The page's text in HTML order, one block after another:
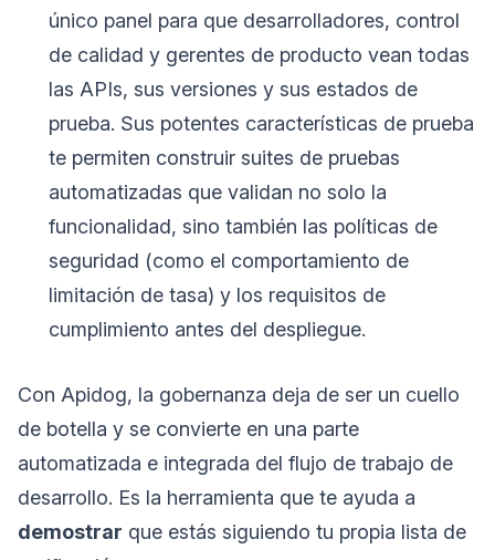
único panel para que desarrolladores, control
de calidad y gerentes de producto vean todas
las APIs, sus versiones y sus estados de
prueba. Sus potentes características de prueba
te permiten construir suites de pruebas
automatizadas que validan no solo la
funcionalidad, sino también las políticas de
seguridad (como el comportamiento de
limitación de tasa) y los requisitos de
cumplimiento antes del despliegue.
Con Apidog, la gobernanza deja de ser un cuello
de botella y se convierte en una parte
automatizada e integrada del flujo de trabajo de
desarrollo. Es la herramienta que te ayuda a
demostrar que estás siguiendo tu propia lista de